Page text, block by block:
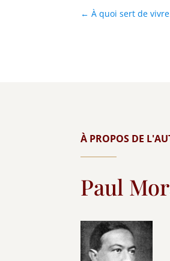
←À quoi sert de
À PROPOS DE
Paul